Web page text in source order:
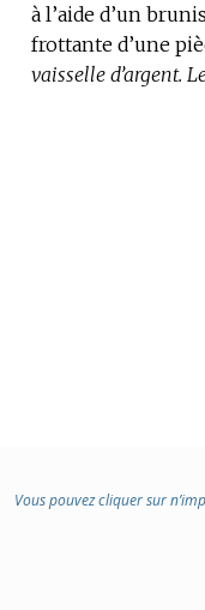
DE
DOMAINE
:
à l’aide d’un
frottante d’une
vaisselle d’argent.
Vous pouvez cliquer sur